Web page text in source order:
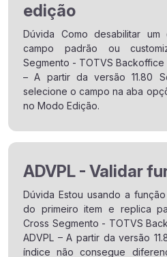
edição
Dúvida Como desabilitar
campo padrão ou
Segmento - TOTVS Backoffice
– A partir da versão 11.80
selecione o campo na aba
no Modo Edição.
ADVPL - Validar
Dúvida Estou usando a
do primeiro item e replica
Cross Segmento - TOTVS
ADVPL – A partir da versão
índice não consegue